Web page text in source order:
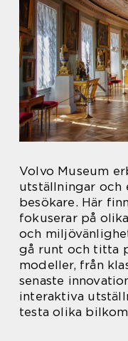
Volvo Museum
utställningar och
besökare. Här
fokuserar på
och
gå runt och titta
modeller, från
senaste
interaktiva
testa olika